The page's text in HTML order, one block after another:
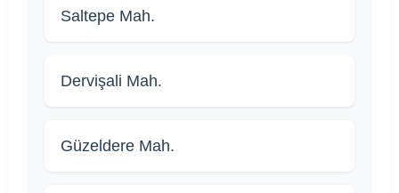
Saltepe Mah.
Dervişali Mah.
Güzeldere Mah.